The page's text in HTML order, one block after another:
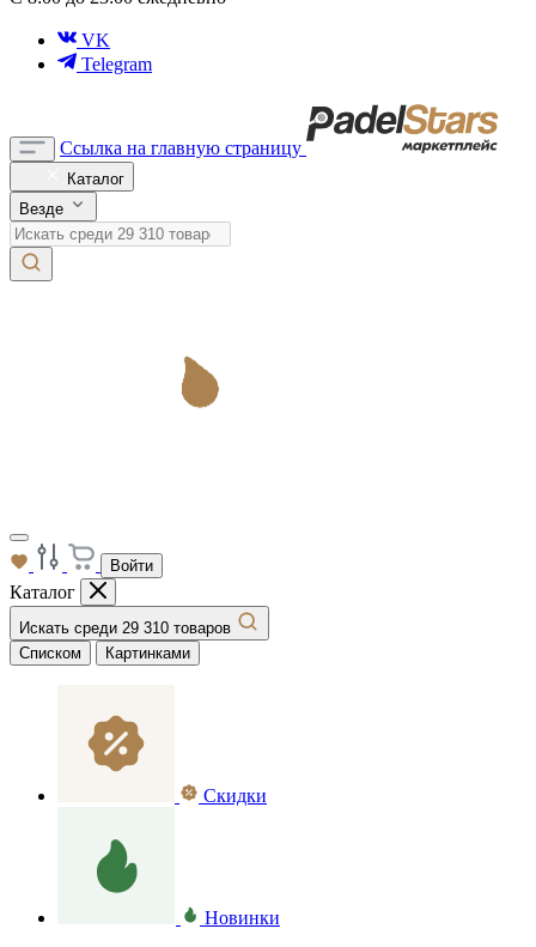
VK
Telegram
Ссылка на главную страницу
Каталог
Везде
Войти
Каталог
Искать среди 29 310 товаров
Списком
Картинками
Скидки
Новинки